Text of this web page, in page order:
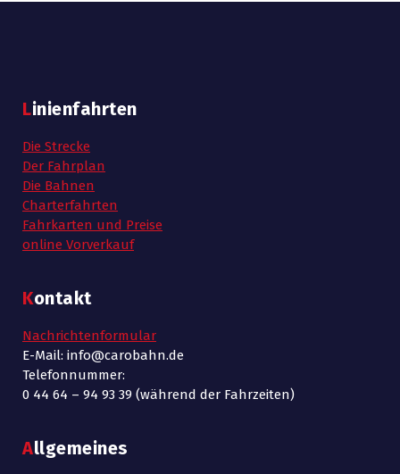
Linienfahrten
Die Strecke
Der Fahrplan
Die Bahnen
Charterfahrten
Fahrkarten und Preise
online Vorverkauf
Kontakt
Nachrichtenformular
E-Mail: info@carobahn.de
Telefonnummer:
0 44 64 – 94 93 39 (während der Fahrzeiten)
Allgemeines